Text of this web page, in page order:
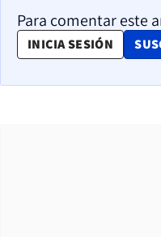
Para comentar este
INICIA SESIÓN